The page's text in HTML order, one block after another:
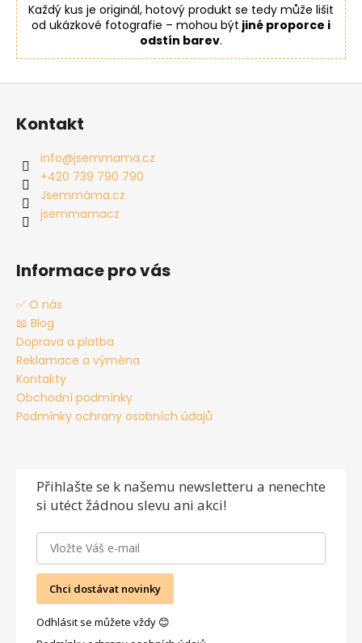
Každý kus je originál, hotový produkt se tedy může lišit
od ukázkové fotografie – mohou být jiné proporce i
odstín barev.
Z
Kontakt
info@jsemmama.cz
+420 739 790 790
Jsemmáma.cz
jsemmamacz
Informace pro vás
✅ O nás
📖 Blog
Doprava a platba
Reklamace a výměna
Kontakty
Obchodní podmínky
Podmínky ochrany osobních údajů
Přihlašte se k našemu newsletteru a nenechte
si utéct žádnou slevu ani akci!
Chci dostávat novinky
Odhlásit se můžete vždy 😊